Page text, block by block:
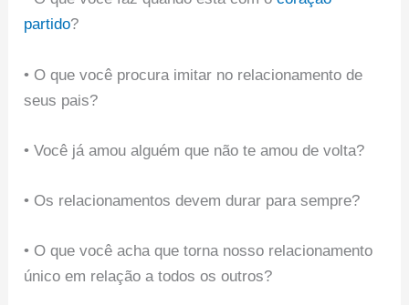
partido?
• O que você procura imitar no relacionamento de
seus pais?
• Você já amou alguém que não te amou de volta?
• Os relacionamentos devem durar para sempre?
• O que você acha que torna nosso relacionamento
único em relação a todos os outros?